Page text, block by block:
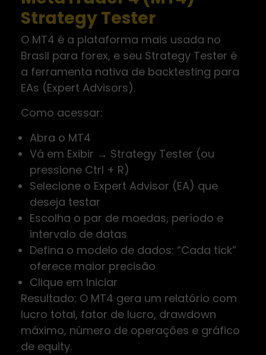
Strategy Tester
O MT4 é a plataforma mais usada no
Brasil para forex, e seu Strategy Tester é
a ferramenta nativa de backtesting para
EAs (Expert Advisors).
Como acessar:
Abra o MT4
Vá em Exibir → Strategy Tester (ou
pressione Ctrl + R)
Selecione o Expert Advisor (EA) que
deseja testar
Escolha o par de moedas, período e
intervalo de datas
Defina o modelo de dados: “Cada tick”
oferece maior precisão
Clique em Iniciar
Resultado: O MT4 gera um relatório com
lucro total, fator de lucro, drawdown
máximo, número de operações e gráfico
de equity.